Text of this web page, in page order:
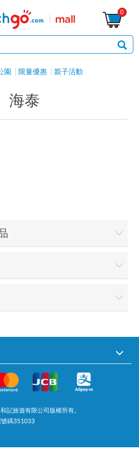
0
園 限量優惠 親子活動
海泰
和記旅遊有限公司版權所有。
號碼351033